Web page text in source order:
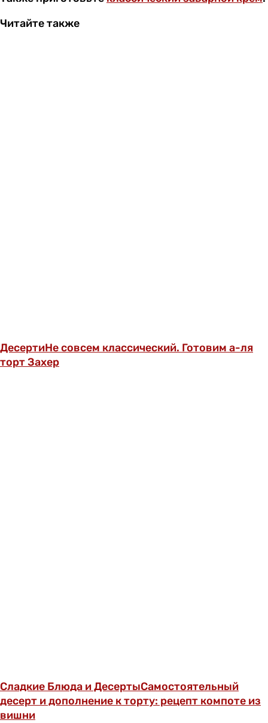
Читайте также
ДесертиНе совсем классический. Готовим а-ля
торт Захер
Сладкие Блюда и ДесертыСамостоятельный
десерт и дополнение к торту: рецепт компоте из
вишни